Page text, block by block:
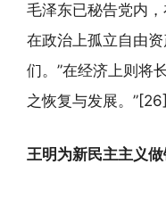
毛泽东已秘告党内
在政治上孤立自由
们。”在经济上则将
之恢复与发展。”[26]
王明为新民主主义